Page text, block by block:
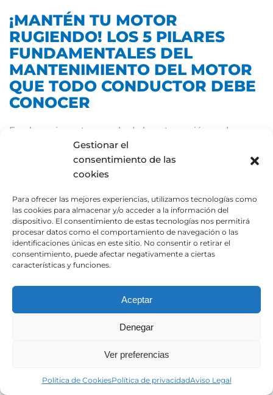
Gestionar el
consentimiento de las
cookies
Para ofrecer las mejores experiencias, utilizamos tecnologías como
las cookies para almacenar y/o acceder a la información del
dispositivo. El consentimiento de estas tecnologías nos permitirá
procesar datos como el comportamiento de navegación o las
identificaciones únicas en este sitio. No consentir o retirar el
consentimiento, puede afectar negativamente a ciertas
características y funciones.
Aceptar
Denegar
Ver preferencias
Política de CookiesPolítica de privacidadAviso Legal
¡MANTÉN TU MOTOR
RUGIENDO! LOS 5 PILARES
FUNDAMENTALES DEL
MANTENIMIENTO DEL MOTOR
QUE TODO CONDUCTOR DEBE
CONOCER
En el apasionante mundo de la automoción, cada
detalle importa. Y si hay algo que merece toda tu
atención, es el cuidado de tu motor. Después de todo, es
el motor el que impulsa cada viaje, cada aventura en la
constante y confiable, hemos reunido cinco consejos
esenciales que todo conductor debe conocer.
PREPÁRATE PARA DESCUBRIR CÓMO PUEDES
MANTENER TU MOTOR EN LA CIMA DE SU
SUAVE Y SIN PREOCUPACIONES.
1. Cambio Regular de Aceite:
Proporciona una lubricación vital, ayuda a disipar el